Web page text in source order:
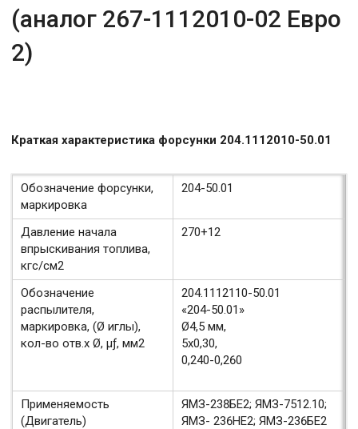
(аналог 267-1112010-02 Евро
2)
Краткая характеристика форсунки 204.1112010-50.01
Обозначение форсунки,
маркировка
204-50.01
Давление начала
впрыскивания топлива,
кгс/см2
270+12
Обозначение
распылителя,
маркировка, (Ø иглы),
кол-во отв.х Ø, μƒ, мм2
204.1112110-50.01
«204-50.01»
Ø4,5 мм,
5х0,30,
0,240-0,260
Применяемость
(Двигатель)
ЯМЗ-238БЕ2; ЯМЗ-7512.10;
ЯМЗ- 236НЕ2; ЯМЗ-236БЕ2